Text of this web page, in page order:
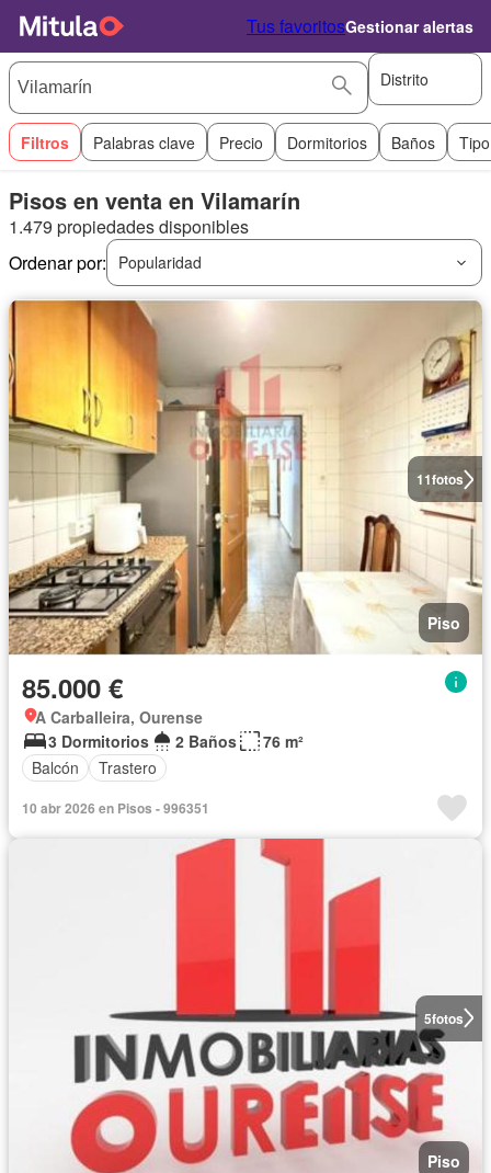
Tus favoritosGestionar alertas
Distrito
Filtros Palabras clave Precio Dormitorios Baños
Pisos en venta en Vilamarín
1.479 propiedades disponibles
Ordenar por:
Popularidad
11fotos
Piso
85.000 €
A Carballeira, Ourense
3 Dormitorios
2 Baños
76 m²
Balcón
Trastero
10 abr 2026 en Pisos - 996351
5fotos
Piso